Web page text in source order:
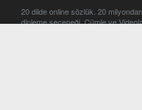
20 dilde online sözlük. 20
dinleme seçeneği. Cümle ve